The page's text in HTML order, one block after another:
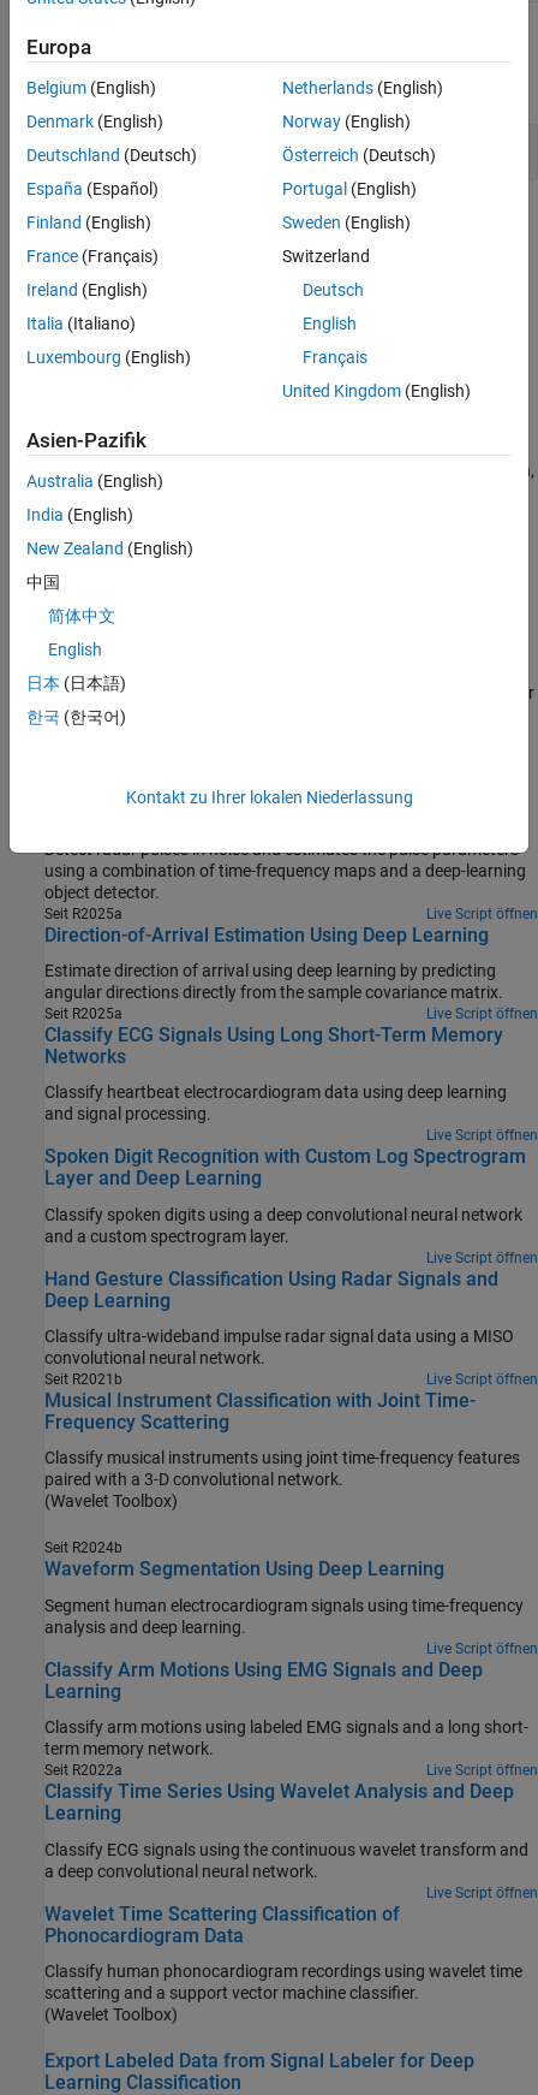
Funktionen
alle erweitern
Datastores, Merkmalsextraktoren und Ebenen
Verwandte Informationen
Vorverarbeitung und Merkmalsextraktion
Sequenz-Klassifizierung mithilfe von Deep Learning
Learning Toolbox)
Themen
Workflows
Set up and run deep learning experiments for signal segmentation,
classification, and regression.
Signal Segmentation by Sweeping Hyperparameters
Signal Classification Using Transfer Learning
Use a convolutional deep network to learn a pre-emphasis filter for
speech recognition.
CBRS Band Radar Parameter Estimation Using YOLOX
Detect radar pulses in noise and estimates the pulse parameters
using a combination of time-frequency maps and a deep-learning
object detector.
Seit R2025a Live Script öffnen
Direction-of-Arrival Estimation Using Deep Learning
Estimate direction of arrival using deep learning by predicting
angular directions directly from the sample covariance matrix.
Seit R2025a Live Script öffnen
Classify ECG Signals Using Long Short-Term Memory
Networks
Classify heartbeat electrocardiogram data using deep learning
and signal processing.
Live Script öffnen
Spoken Digit Recognition with Custom Log Spectrogram
Layer and Deep Learning
Classify spoken digits using a deep convolutional neural network
and a custom spectrogram layer.
Live Script öffnen
Hand Gesture Classification Using Radar Signals and
Deep Learning
Classify ultra-wideband impulse radar signal data using a MISO
convolutional neural network.
Seit R2021b Live Script öffnen
Musical Instrument Classification with Joint Time-
Frequency Scattering
Classify musical instruments using joint time-frequency features
paired with a 3-D convolutional network.
(Wavelet Toolbox)
Seit R2024b
Waveform Segmentation Using Deep Learning
Segment human electrocardiogram signals using time-frequency
analysis and deep learning.
Live Script öffnen
Classify Arm Motions Using EMG Signals and Deep
Learning
Classify arm motions using labeled EMG signals and a long short-
term memory network.
Seit R2022a Live Script öffnen
Classify Time Series Using Wavelet Analysis and Deep
Learning
Classify ECG signals using the continuous wavelet transform and
a deep convolutional neural network.
Live Script öffnen
Wavelet Time Scattering Classification of
Phonocardiogram Data
Classify human phonocardiogram recordings using wavelet time
scattering and a support vector machine classifier.
(Wavelet Toolbox)
Export Labeled Data from Signal Labeler for Deep
Learning Classification
Europa
Belgium (English)
Denmark (English)
Deutschland (Deutsch)
España (Español)
Finland (English)
France (Français)
Ireland (English)
Italia (Italiano)
Luxembourg (English)
Netherlands(English)
Norway(English)
Österreich (Deutsch)
Portugal (English)
Sweden (English)
Switzerland
Deutsch
English
Français
United Kingdom(English)
Asien-Pazifik
Australia (English)
India (English)
New Zealand (English)
中国
简体中文
English
日本 (日本語)
한국 (한국어)
Kontakt zu Ihrer lokalen Niederlassung